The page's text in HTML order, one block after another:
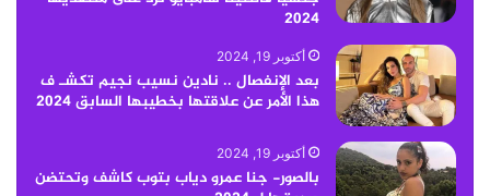
2024
أكتوبر 19, 2024
بعد الإنفصال .. نادين نسيب نجيم تكشـ ف
هذا الأمر عن علاقتها بخطيبها السابق 2024
أكتوبر 19, 2024
بالصور- جنا عمرو دياب بتوب كاشف وتحتضن